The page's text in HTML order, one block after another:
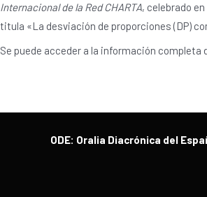
Internacional de la Red CHARTA, celebrado
titula «La desviación de proporciones (DP)
Se puede acceder a la información completa
ODE: Oralia Diacrónica del